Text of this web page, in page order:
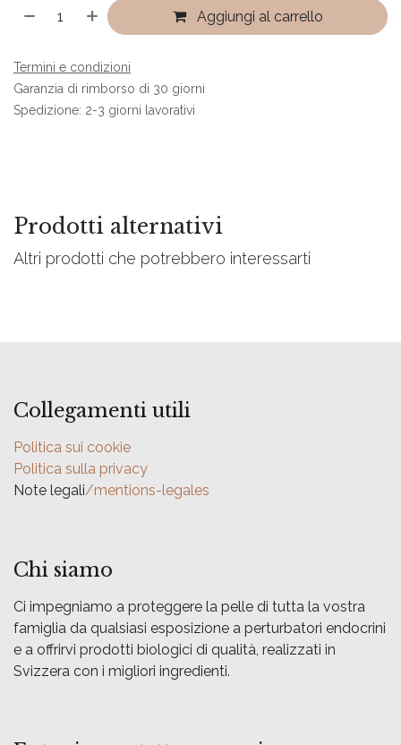
Aggiungi al carrello
Termini e condizioni
Garanzia di rimborso di 30 giorni
Spedizione: 2-3 giorni lavorativi
Prodotti alternativi
Altri prodotti che potrebbero interessarti
Collegamenti utili
Politica sui cookie
Politica sulla privacy
Note legali/mentions-legales
Chi siamo
Ci impegniamo a proteggere la pelle di tutta la vostra
famiglia da qualsiasi esposizione a perturbatori endocrini
e a offrirvi prodotti biologici di qualità, realizzati in
Svizzera con i migliori ingredienti.